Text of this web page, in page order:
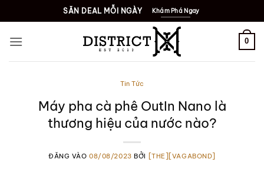
qua
nội
SĂN DEAL MỖI NGÀY Khám Phá Ngay
0
Tin Tức
Máy pha cà phê OutIn Nano là
thương hiệu của nước nào?
ĐĂNG VÀO08/08/2023 BỞI [THE][VAGABOND]